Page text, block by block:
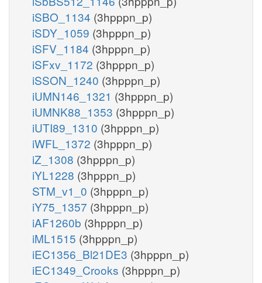
iSBO_1134 (3hpppn_p)
iSDY_1059 (3hpppn_p)
iSFV_1184 (3hpppn_p)
iSFxv_1172 (3hpppn_p)
iSSON_1240 (3hpppn_p)
iUMN146_1321 (3hpppn_p)
iUMNK88_1353 (3hpppn_p)
iUTI89_1310 (3hpppn_p)
iWFL_1372 (3hpppn_p)
iZ_1308 (3hpppn_p)
iYL1228 (3hpppn_p)
STM_v1_0 (3hpppn_p)
iY75_1357 (3hpppn_p)
iAF1260b (3hpppn_p)
iML1515 (3hpppn_p)
iEC1356_Bl21DE3 (3hpppn_p)
iEC1349_Crooks (3hpppn_p)